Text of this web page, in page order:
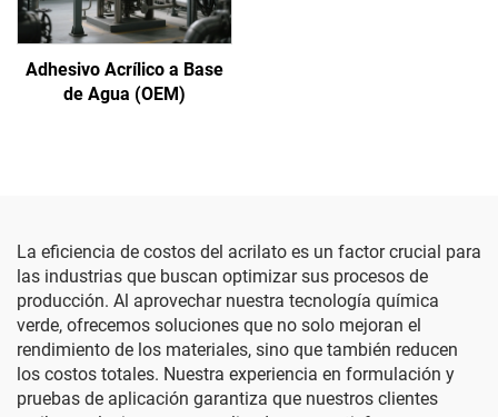
Adhesivo Acrílico a Base
de Agua (OEM)
La eficiencia de costos del acrilato es un factor crucial para
las industrias que buscan optimizar sus procesos de
producción. Al aprovechar nuestra tecnología química
verde, ofrecemos soluciones que no solo mejoran el
rendimiento de los materiales, sino que también reducen
los costos totales. Nuestra experiencia en formulación y
pruebas de aplicación garantiza que nuestros clientes